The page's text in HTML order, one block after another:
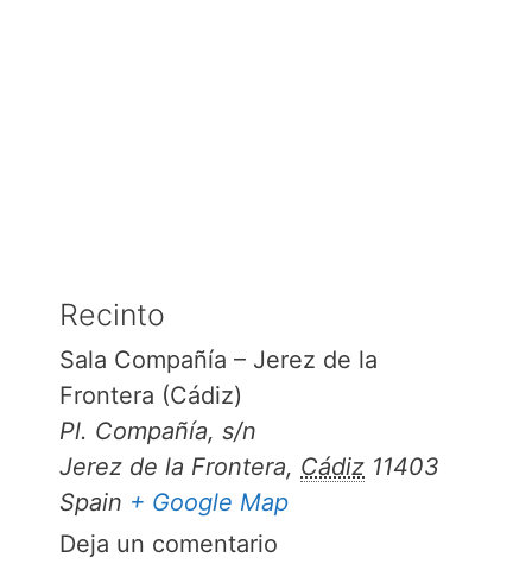
Recinto
Sala Compañía – Jerez de la
Frontera (Cádiz)
Pl. Compañía, s/n
Jerez de la Frontera, Cádiz 11403
Spain + Google Map
Deja un comentario